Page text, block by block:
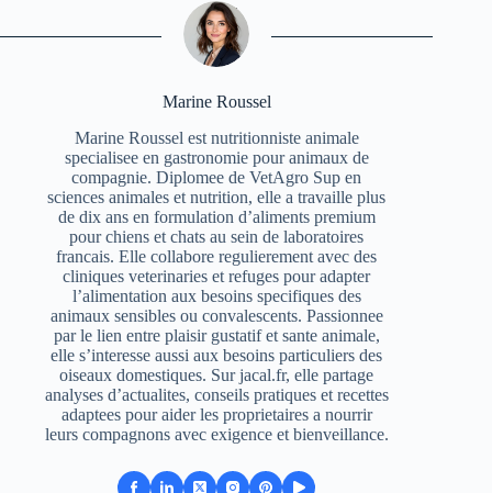
Marine Roussel
Marine Roussel est nutritionniste animale
specialisee en gastronomie pour animaux de
compagnie. Diplomee de VetAgro Sup en
sciences animales et nutrition, elle a travaille plus
de dix ans en formulation d’aliments premium
pour chiens et chats au sein de laboratoires
francais. Elle collabore regulierement avec des
cliniques veterinaries et refuges pour adapter
l’alimentation aux besoins specifiques des
animaux sensibles ou convalescents. Passionnee
par le lien entre plaisir gustatif et sante animale,
elle s’interesse aussi aux besoins particuliers des
oiseaux domestiques. Sur jacal.fr, elle partage
analyses d’actualites, conseils pratiques et recettes
adaptees pour aider les proprietaires a nourrir
leurs compagnons avec exigence et bienveillance.